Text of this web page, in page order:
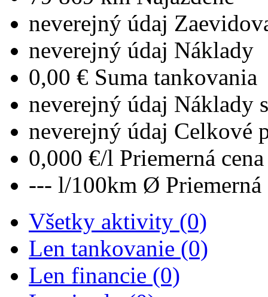
neverejný údaj
neverejný údaj Náklady
0,00 € Suma tankovania
neverejný údaj Náklady
neverejný údaj Celkové
0,000 €/l Priemerná
--- l/100km Ø Priemerná
Všetky aktivity (0)
Len tankovanie (0)
Len financie (0)